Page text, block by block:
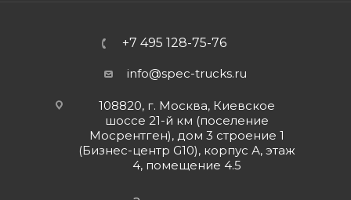
+7 495 128-75-76
info@spec-trucks.ru
108820, г. Москва, Киевское
шоссе 21-й км (поселение
Мосрентген), дом 3 строение 1
(Бизнес-центр G10), корпус А, этаж
4, помещение 4.5